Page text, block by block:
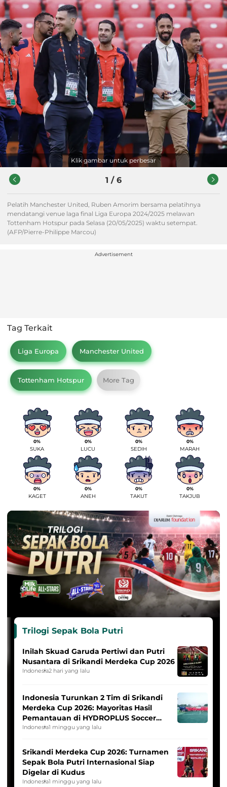
Klik gambar untuk perbesar
1 / 6
Pelatih Manchester United, Ruben Amorim bersama pelatihnya
mendatangi venue laga final Liga Europa 2024/2025 melawan
Tottenham Hotspur pada Selasa (20/05/2025) waktu setempat.
(AFP/Pierre-Philippe Marcou)
Tag Terkait
Liga Europa Manchester United
Tottenham Hotspur More Tag
0%
SUKA
0%
LUCU
0%
SEDIH
0%
MARAH
0%
KAGET
0%
ANEH
0%
TAKUT
0%
TAKJUB
Trilogi Sepak Bola Putri
Inilah Skuad Garuda Pertiwi dan Putri
Nusantara di Srikandi Merdeka Cup 2026
Indonesia2 hari yang lalu
Indonesia Turunkan 2 Tim di Srikandi
Merdeka Cup 2026: Mayoritas Hasil
Pemantauan di HYDROPLUS Soccer
League
Indonesia1 minggu yang lalu
Srikandi Merdeka Cup 2026: Turnamen
Sepak Bola Putri Internasional Siap
Digelar di Kudus
Indonesia1 minggu yang lalu